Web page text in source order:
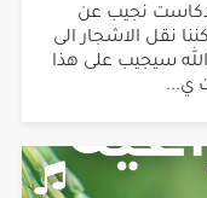
نجيب عن
نقل الاشجار الى
سيجيب على هذا
ي...